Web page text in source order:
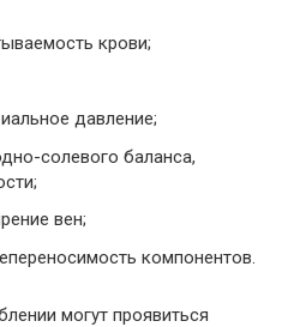
крови;
давление;
солевого баланса,
вен;
компонентов.
могут проявиться